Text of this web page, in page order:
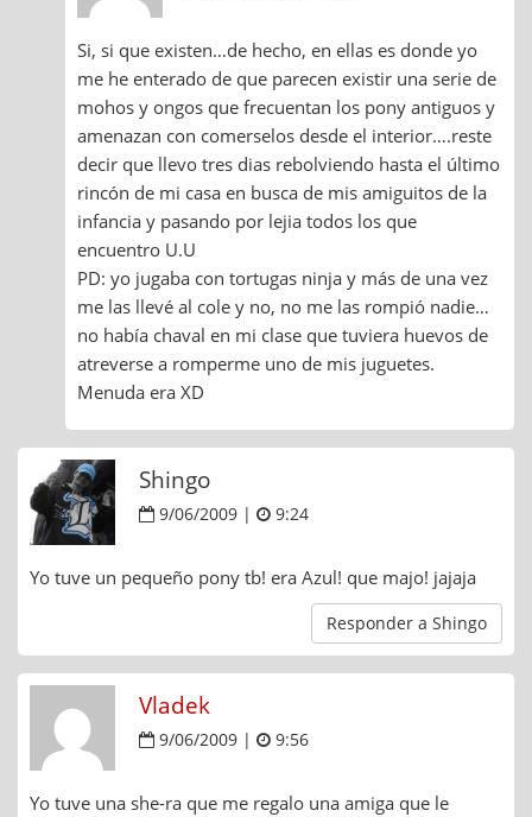
Si, si que existen…de hecho, en ellas es donde yo
me he enterado de que parecen existir una serie de
mohos y ongos que frecuentan los pony antiguos y
amenazan con comerselos desde el interior….reste
decir que llevo tres dias rebolviendo hasta el último
rincón de mi casa en busca de mis amiguitos de la
infancia y pasando por lejia todos los que
encuentro U.U
PD: yo jugaba con tortugas ninja y más de una vez
me las llevé al cole y no, no me las rompió nadie…
no había chaval en mi clase que tuviera huevos de
atreverse a romperme uno de mis juguetes.
Menuda era XD
Shingo
9/06/2009 | 9:24
Yo tuve un pequeño pony tb! era Azul! que majo! jajaja
Responder a Shingo
Vladek
9/06/2009 | 9:56
Yo tuve una she-ra que me regalo una amiga que le